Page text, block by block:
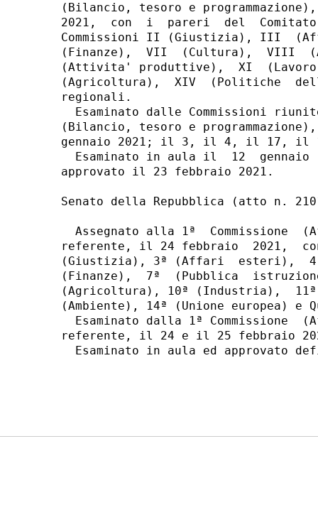
(Bilancio, tesoro e
2021,  con  i  pareri  del
Commissioni II (Giustizia), III
(Finanze),  VII  (Cultura),  VIII
(Attivita' produttive),  XI
(Agricoltura),  XIV  (Politiche
regionali.
Esaminato dalle Commissioni
(Bilancio, tesoro e
gennaio 2021; il 3, il 4, il 17, il
Esaminato in aula il  12  gennaio
approvato il 23 febbraio 2021.
Senato della Repubblica (atto n.
Assegnato alla 1ª  Commissione
referente, il 24 febbraio  2021,
(Giustizia), 3ª (Affari  esteri),
(Finanze),  7ª  (Pubblica
(Agricoltura), 10ª (Industria),
(Ambiente), 14ª (Unione europea)
Esaminato dalla 1ª Commissione
referente, il 24 e il 25 febbraio
Esaminato in aula ed approvato